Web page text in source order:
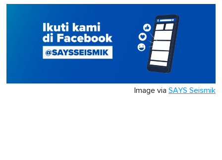
Image via SAYS Seismik